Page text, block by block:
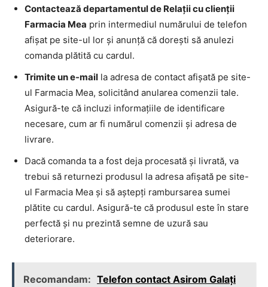
Contactează departamentul de Relații cu clienții
Farmacia Mea prin intermediul numărului de telefon
afișat pe site-ul lor și anunță că dorești să anulezi
comanda plătită cu cardul.
Trimite un e-mail la adresa de contact afișată pe site-
ul Farmacia Mea, solicitând anularea comenzii tale.
Asigură-te că incluzi informațiile de identificare
necesare, cum ar fi numărul comenzii și adresa de
livrare.
Dacă comanda ta a fost deja procesată și livrată, va
trebui să returnezi produsul la adresa afișată pe site-
ul Farmacia Mea și să aștepți rambursarea sumei
plătite cu cardul. Asigură-te că produsul este în stare
perfectă și nu prezintă semne de uzură sau
deteriorare.
Recomandam: Telefon contact Asirom Galați